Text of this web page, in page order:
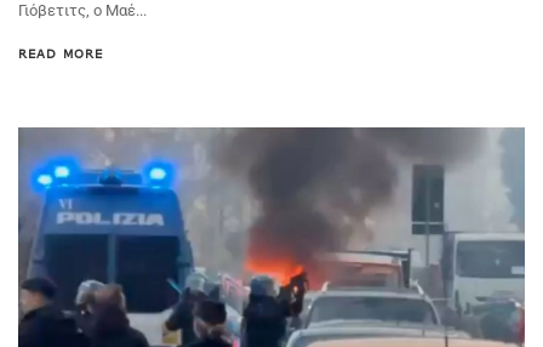
Γιόβετιτς, ο Μαέ...
READ MORE